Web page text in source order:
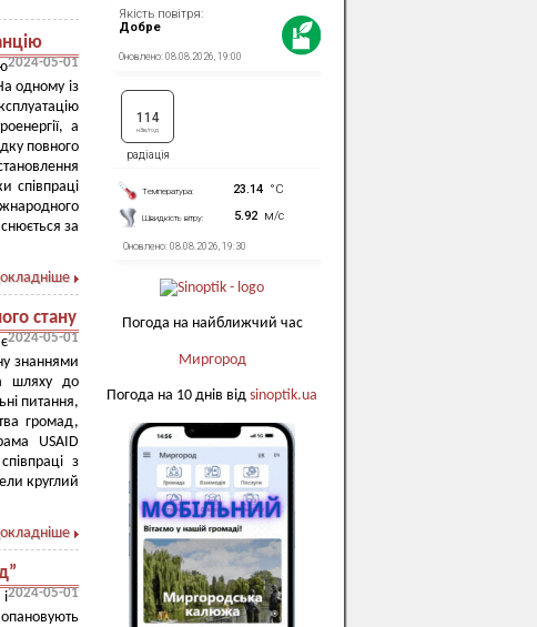
2024-05-01
одному із
а
повного
співпраці
за
стану
2024-05-01
знаннями
шляху до
питання,
громад,
USAID
з
круглий
2024-05-01
Погода на найближчий час
Миргород
Погода на 10 днів від sinoptik.ua